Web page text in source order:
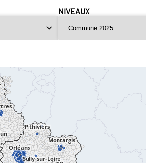
NIVEAUX